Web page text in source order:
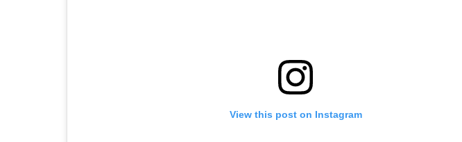
View this post on Instagram